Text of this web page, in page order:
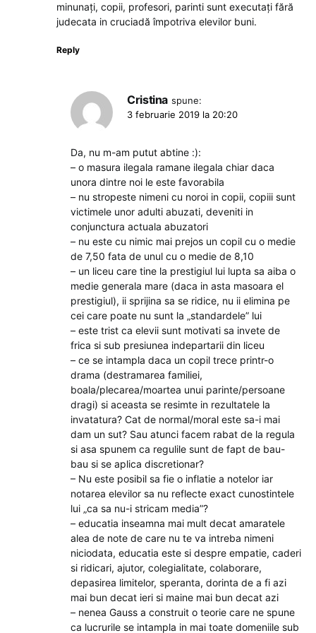
minunați, copii, profesori, parinti sunt executați fără
judecata in cruciadă împotriva elevilor buni.
Reply
Cristina spune:
3 februarie 2019 la 20:20
Da, nu m-am putut abtine :):
– o masura ilegala ramane ilegala chiar daca
unora dintre noi le este favorabila
– nu stropeste nimeni cu noroi in copii, copiii sunt
victimele unor adulti abuzati, deveniti in
conjunctura actuala abuzatori
– nu este cu nimic mai prejos un copil cu o medie
de 7,50 fata de unul cu o medie de 8,10
– un liceu care tine la prestigiul lui lupta sa aiba o
medie generala mare (daca in asta masoara el
prestigiul), ii sprijina sa se ridice, nu ii elimina pe
cei care poate nu sunt la „standardele” lui
– este trist ca elevii sunt motivati sa invete de
frica si sub presiunea indepartarii din liceu
– ce se intampla daca un copil trece printr-o
drama (destramarea familiei,
boala/plecarea/moartea unui parinte/persoane
dragi) si aceasta se resimte in rezultatele la
invatatura? Cat de normal/moral este sa-i mai
dam un sut? Sau atunci facem rabat de la regula
si asa spunem ca regulile sunt de fapt de bau-
bau si se aplica discretionar?
– Nu este posibil sa fie o inflatie a notelor iar
notarea elevilor sa nu reflecte exact cunostintele
lui „ca sa nu-i stricam media”?
– educatia inseamna mai mult decat amaratele
alea de note de care nu te va intreba nimeni
niciodata, educatia este si despre empatie, caderi
si ridicari, ajutor, colegialitate, colaborare,
depasirea limitelor, speranta, dorinta de a fi azi
mai bun decat ieri si maine mai bun decat azi
– nenea Gauss a construit o teorie care ne spune
ca lucrurile se intampla in mai toate domeniile sub